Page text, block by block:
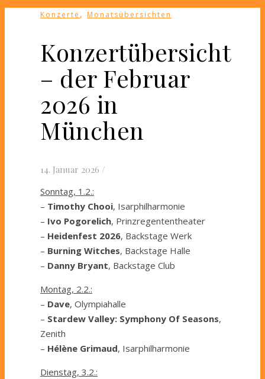
Konzerte , Monatsübersichten
Konzertübersicht
– der Februar
2026 in
München
14. Januar 2026 /
Sonntag, 1.2.:
– Timothy Chooi, Isarphilharmonie
– Ivo Pogorelich, Prinzregententheater
– Heidenfest 2026, Backstage Werk
– Burning Witches, Backstage Halle
– Danny Bryant, Backstage Club
Montag, 2.2.:
– Dave, Olympiahalle
– Stardew Valley: Symphony Of Seasons,
Zenith
– Hélène Grimaud, Isarphilharmonie
Dienstag, 3.2.: